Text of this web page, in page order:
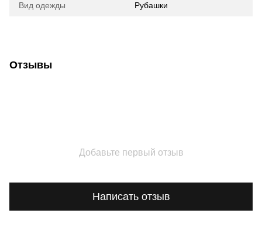
Вид одежды Рубашки
Отзывы
Добавьте первый отзыв
Написать отзыв